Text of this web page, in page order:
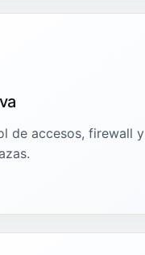
de accesos, firewall y